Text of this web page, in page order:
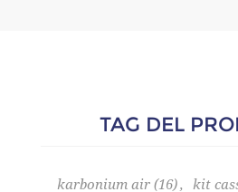
TAG DEL
karbonium air (16), kit